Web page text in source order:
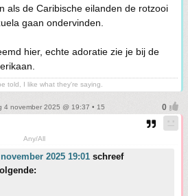
als de Caribische eilanden de rotzooi
gaan ondervinden.
hier, echte adoratie zie je bij de
told, I like what they're saying.
4 november 2025 @ 19:37 • 15
Any/All
2025 19:01 schreef